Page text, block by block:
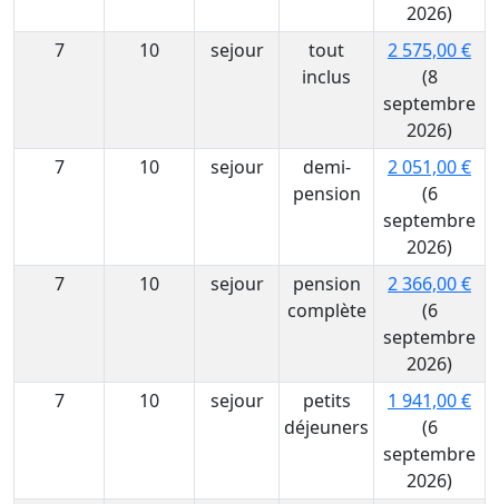
2026)
7
10 sejour
tout
inclus
2 575,00 €
(8
septembre
2026)
7
10 sejour
demi-
pension
2 051,00 €
(6
septembre
2026)
7
10 sejour
pension
complète
2 366,00 €
(6
septembre
2026)
7
10 sejour
petits
déjeuners
1 941,00 €
(6
septembre
2026)